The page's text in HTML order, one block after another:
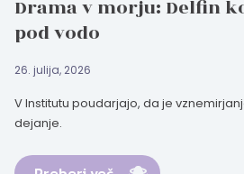
Drama v morju: Delfin
pod vodo
26. julija, 2026
V Institutu poudarjajo, da je
dejanje.